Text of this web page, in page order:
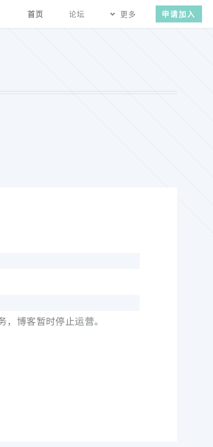
首页 论坛 更多 申请加入
，博客暂时停止运营。